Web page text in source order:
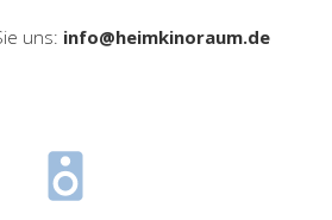
uns: info@heimkinoraum.de